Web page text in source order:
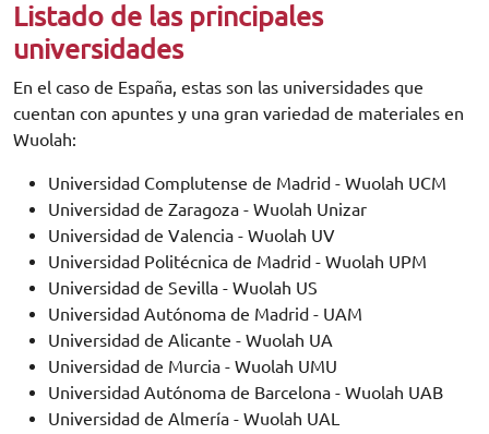
Listado de las principales
universidades
En el caso de España, estas son las universidades que
cuentan con apuntes y una gran variedad de materiales en
Wuolah:
Universidad Complutense de Madrid - Wuolah UCM
Universidad de Zaragoza - Wuolah Unizar
Universidad de Valencia - Wuolah UV
Universidad Politécnica de Madrid - Wuolah UPM
Universidad de Sevilla - Wuolah US
Universidad Autónoma de Madrid - UAM
Universidad de Alicante - Wuolah UA
Universidad de Murcia - Wuolah UMU
Universidad Autónoma de Barcelona - Wuolah UAB
Universidad de Almería - Wuolah UAL